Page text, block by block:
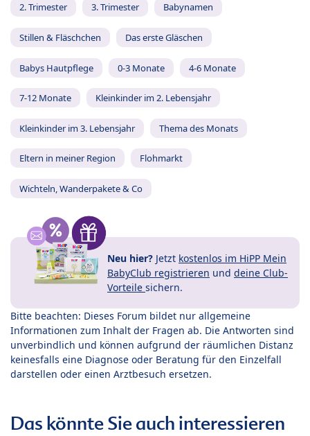
2. Trimester 3. Trimester Babynamen
Stillen & Fläschchen Das erste Gläschen
Babys Hautpflege 0-3 Monate 4-6 Monate
7-12 Monate Kleinkinder im 2. Lebensjahr
Kleinkinder im 3. Lebensjahr Thema des Monats
Eltern in meiner Region Flohmarkt
Wichteln, Wanderpakete & Co
Neu hier? Jetzt kostenlos im HiPP Mein
BabyClub registrieren und deine Club-
Vorteile sichern.
Bitte beachten: Dieses Forum bildet nur allgemeine
Informationen zum Inhalt der Fragen ab. Die Antworten sind
unverbindlich und können aufgrund der räumlichen Distanz
keinesfalls eine Diagnose oder Beratung für den Einzelfall
darstellen oder einen Arztbesuch ersetzen.
Das könnte Sie auch interessieren